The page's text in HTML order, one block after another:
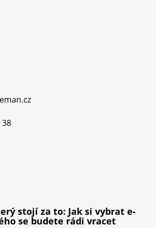
38
stojí za to: Jak si vybrat e-
se budete rádi vracet